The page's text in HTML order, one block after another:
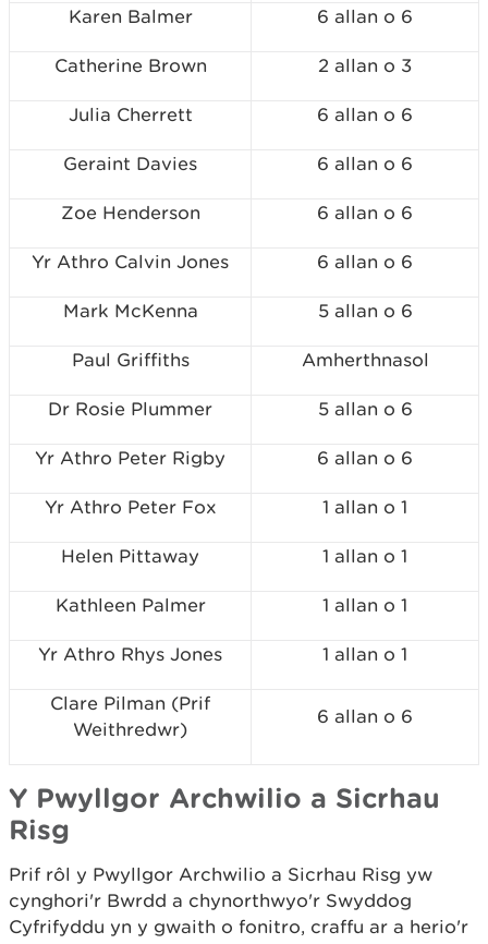
Karen Balmer 6 allan o 6
Catherine Brown 2 allan o 3
Julia Cherrett 6 allan o 6
Geraint Davies 6 allan o 6
Zoe Henderson 6 allan o 6
Yr Athro Calvin Jones 6 allan o 6
Mark McKenna 5allan o 6
Paul Griffiths Amherthnasol
Dr Rosie Plummer 5allan o 6
Yr Athro Peter Rigby 6 allan o 6
Yr Athro Peter Fox 1 allan o 1
Helen Pittaway 1 allan o 1
Kathleen Palmer 1 allan o 1
Yr Athro Rhys Jones 1 allan o 1
Clare Pilman (Prif
Weithredwr)
6 allan o 6
Y Pwyllgor Archwilio a Sicrhau
Risg
Prif rôl y Pwyllgor Archwilio a Sicrhau Risg yw
cynghori'r Bwrdd a chynorthwyo'r Swyddog
Cyfrifyddu yn y gwaith o fonitro, craffu ar a herio'r